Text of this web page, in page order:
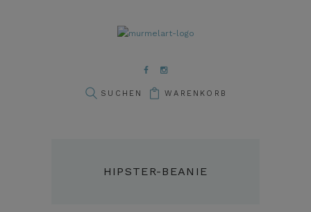
WARENKORB
HIPSTER-BEANIE